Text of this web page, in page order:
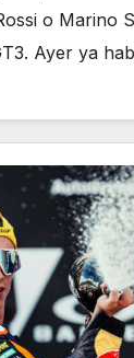
o Marino
Ayer ya